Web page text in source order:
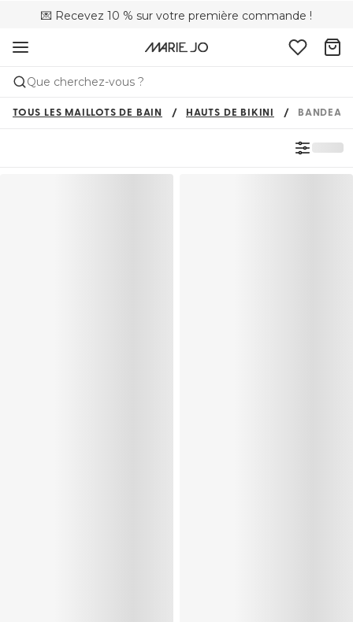
💌 Recevez 10 % sur votre première commande !
🚚 Livraison gratuite à partir de CHF 150
📦 Retours gratuits
Que cherchez-vous ?
TOUS LES MAILLOTS DE BAIN HAUTS DE BIKINI BANDEAU